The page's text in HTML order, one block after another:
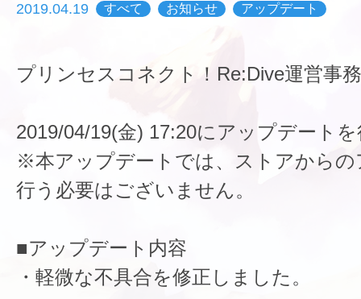
2019.04.19 すべて お知らせ アップデート
プリンセスコネクト！Re:Dive運営事
2019/04/19(金) 17:20にアップデート
※本アップデートでは、ストアからの
行う必要はございません。
■アップデート内容
・軽微な不具合を修正しました。